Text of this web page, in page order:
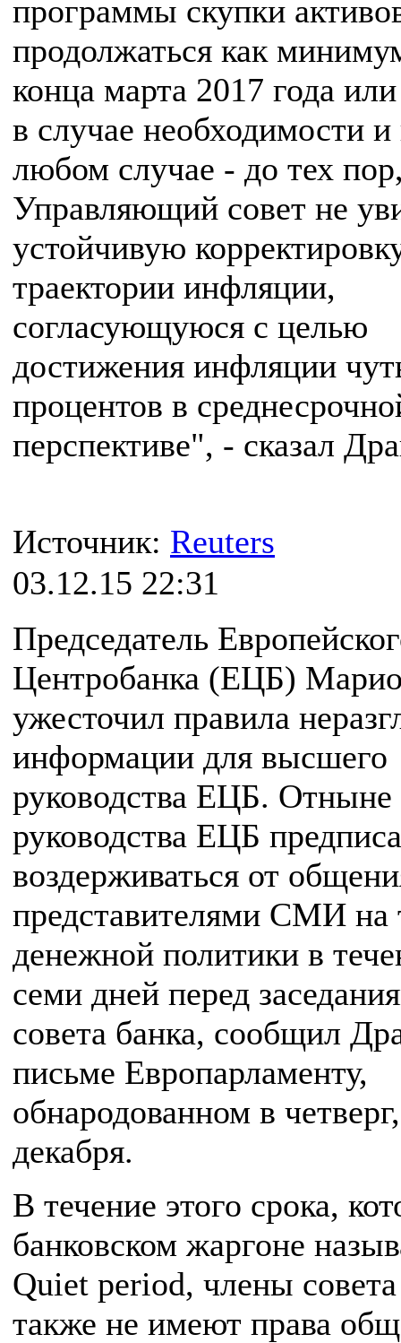
программы скупки
продолжаться как
конца марта 2017 года
в случае необходимости и
любом случае - до тех
Управляющий совет не
устойчивую
траектории инфляции,
согласующуюся с целью
достижения инфляции
процентов в
перспективе", - сказал
Источник: Reuters
03.12.15 22:31
Председатель
Центробанка (ЕЦБ)
ужесточил правила
информации для высшего
руководства ЕЦБ. Отныне
руководства ЕЦБ
воздерживаться от
представителями СМИ на
денежной политики в
семи дней перед
совета банка, сообщил
письме Европарламенту,
обнародованном в
декабря.
В течение этого срока,
банковском жаргоне
Quiet period, члены
также не имеют права